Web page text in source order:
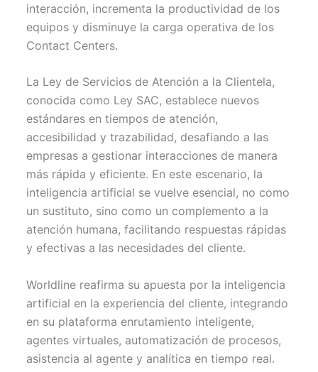
interacción, incrementa la productividad de los
equipos y disminuye la carga operativa de los
Contact Centers.
La Ley de Servicios de Atención a la Clientela,
conocida como Ley SAC, establece nuevos
estándares en tiempos de atención,
accesibilidad y trazabilidad, desafiando a las
empresas a gestionar interacciones de manera
más rápida y eficiente. En este escenario, la
inteligencia artificial se vuelve esencial, no como
un sustituto, sino como un complemento a la
atención humana, facilitando respuestas rápidas
y efectivas a las necesidades del cliente.
Worldline reafirma su apuesta por la inteligencia
artificial en la experiencia del cliente, integrando
en su plataforma enrutamiento inteligente,
agentes virtuales, automatización de procesos,
asistencia al agente y analítica en tiempo real.